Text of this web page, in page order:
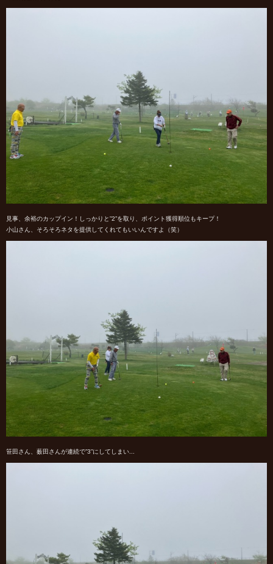
見事、余裕のカップイン！しっかりと”2”を取り、ポイント獲得順位もキープ！
小山さん、そろそろネタを提供してくれてもいいんですよ（笑）
笹田さん、薮田さんが連続で”3”にしてしまい...